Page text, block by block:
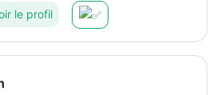
le profil